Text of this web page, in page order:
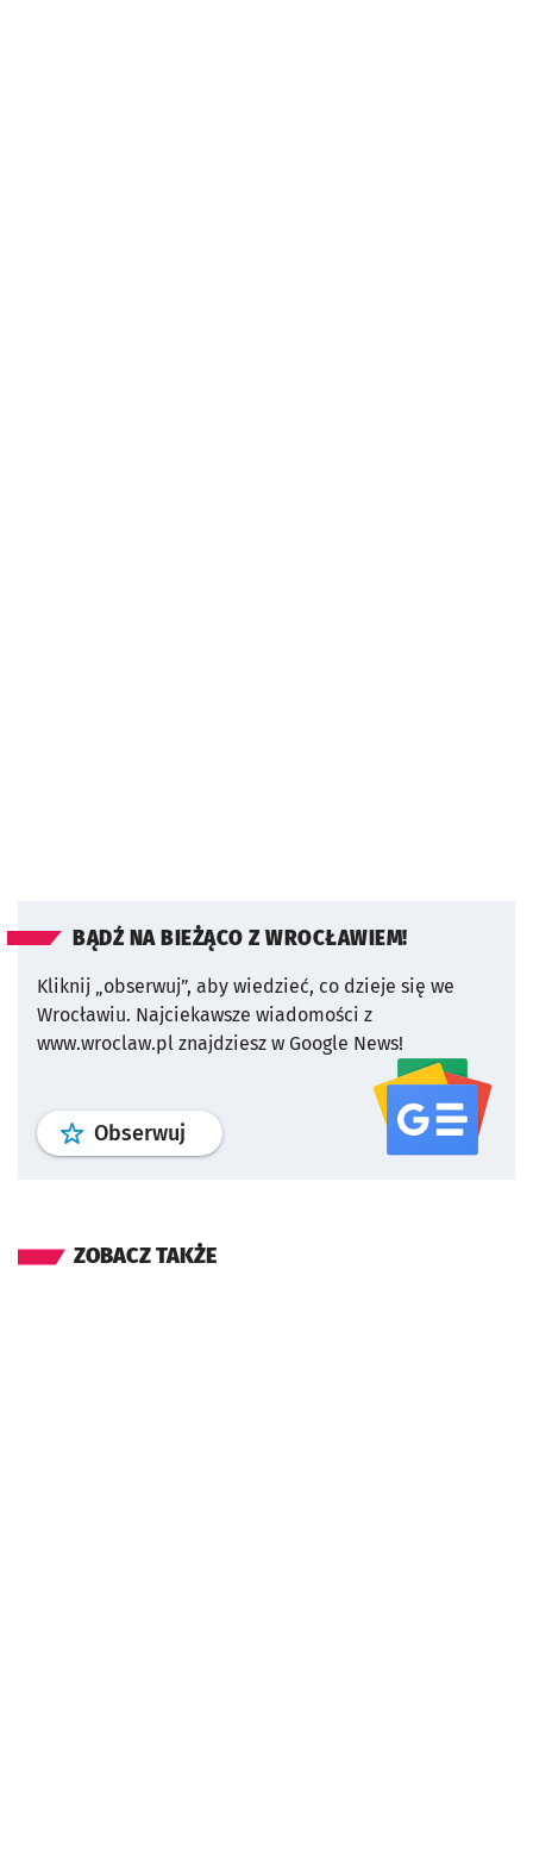
BĄDŹ NA BIEŻĄCO Z WROCŁAWIEM!
Kliknij „obserwuj”, aby wiedzieć, co dzieje się we
Wrocławiu. Najciekawsze wiadomości z
www.wroclaw.pl znajdziesz w Google News!
Obserwuj profil serwisu
ZOBACZ TAKŻE